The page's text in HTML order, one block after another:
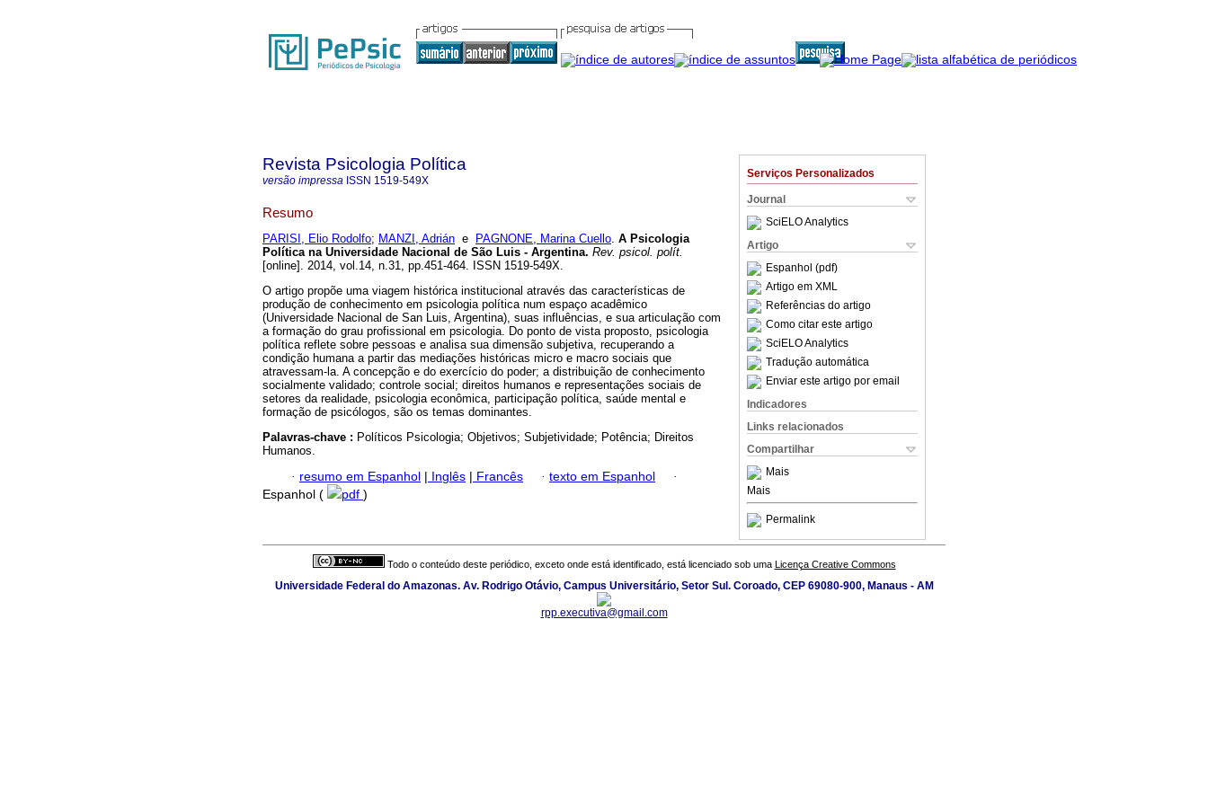
Serviços Personalizados
Journal
SciELO Analytics
Artigo
Espanhol (pdf)
Artigo em XML
Referências do artigo
Como citar este artigo
SciELO Analytics
Tradução automática
Enviar este artigo por email
Indicadores
Links relacionados
Compartilhar
Mais
Mais
Permalink
Revista Psicologia Política
versão impressa ISSN 1519-549X
Resumo
PARISI, Elio Rodolfo; MANZI, Adrián e PAGNONE, Marina Cuello. A Psicologia
Política na Universidade Nacional de São Luis - Argentina. Rev. psicol. polít.
[online]. 2014, vol.14, n.31, pp.451-464. ISSN 1519-549X.
O artigo propõe uma viagem histórica institucional através das características de
produção de conhecimento em psicologia política num espaço acadêmico
(Universidade Nacional de San Luis, Argentina), suas influências, e sua articulação com
a formação do grau profissional em psicologia. Do ponto de vista proposto, psicologia
política reflete sobre pessoas e analisa sua dimensão subjetiva, recuperando a
condição humana a partir das mediações históricas micro e macro sociais que
atravessam-la. A concepção e do exercício do poder; a distribuição de conhecimento
socialmente validado; controle social; direitos humanos e representações sociais de
setores da realidade, psicologia econômica, participação política, saúde mental e
formação de psicólogos, são os temas dominantes.
Palavras-chave : Políticos Psicologia; Objetivos; Subjetividade; Potência; Direitos
Humanos.
· resumo em Espanhol | Inglês | Francês · texto em Espanhol
·
Espanhol (
pdf )
Todo o conteúdo deste periódico, exceto onde está identificado, está licenciado sob uma Licença Creative Commons
Universidade Federal do Amazonas. Av. Rodrigo Otávio, Campus Universitário, Setor Sul. Coroado, CEP 69080-900, Manaus - AM
rpp.executiva@gmail.com